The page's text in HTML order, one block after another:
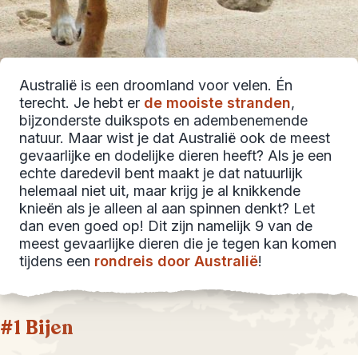
Australië is een droomland voor velen. Én
terecht. Je hebt er de mooiste stranden,
bijzonderste duikspots en adembenemende
natuur. Maar wist je dat Australië ook de meest
gevaarlijke en dodelijke dieren heeft? Als je een
echte daredevil bent maakt je dat natuurlijk
helemaal niet uit, maar krijg je al knikkende
knieën als je alleen al aan spinnen denkt? Let
dan even goed op! Dit zijn namelijk 9 van de
meest gevaarlijke dieren die je tegen kan komen
tijdens een rondreis door Australië!
#1 Bijen